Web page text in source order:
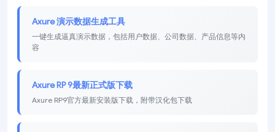
Axure 演示数据生成工具
一键生成逼真演示数据，包括用户数据、公司数据、产品信息等内
容
Axure RP 9最新正式版下载
Axure RP9官方最新安装版下载，附带汉化包下载